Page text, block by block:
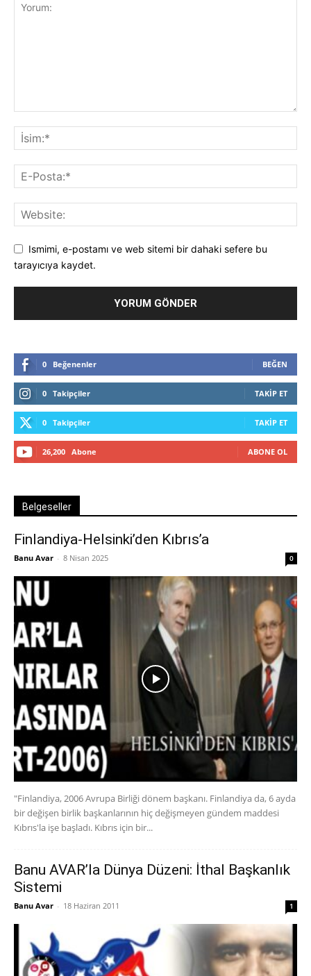
Ismimi, e-postamı ve web sitemi bir dahaki sefere bu
tarayıcıya kaydet.
0 Beğenenler BEĞEN
0 Takipçiler TAKIP ET
0 Takipçiler TAKIP ET
26,200 Abone ABONE OL
Belgeseller
Finlandiya-Helsinki’den Kıbrıs’a
Banu Avar - 8 Nisan 2025 0
"Finlandiya, 2006 Avrupa Birliği dönem başkanı. Finlandiya da, 6 ayda
bir değişen birlik başkanlarının hiç değişmeyen gündem maddesi
Kıbrıs'la işe başladı. Kıbrıs için bir...
Banu AVAR’la Dünya Düzeni: İthal Başkanlık
Sistemi
Banu Avar - 18 Haziran 2011 1